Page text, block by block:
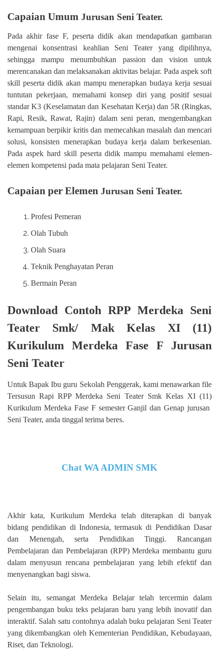
Capaian Umum Jurusan Seni Teater.
Pada akhir fase F, peserta didik akan mendapatkan gambaran
mengenai konsentrasi keahlian Seni Teater yang dipilihnya,
sehingga mampu menumbuhkan passion dan vision untuk
merencanakan dan melaksanakan aktivitas belajar. Pada aspek soft
skill peserta didik akan mampu menerapkan budaya kerja sesuai
tuntutan pekerjaan, memahami konsep diri yang positif sesuai
standar K3 (Keselamatan dan Kesehatan Kerja) dan 5R (Ringkas,
Rapi, Resik, Rawat, Rajin) dalam seni peran, mengembangkan
kemampuan berpikir kritis dan memecahkan masalah dan mencari
solusi, konsisten menerapkan budaya kerja dalam berkesenian.
Pada aspek hard skill peserta didik mampu memahami elemen-
elemen kompetensi pada mata pelajaran Seni Teater.
Capaian per Elemen Jurusan Seni Teater.
Profesi Pemeran
Olah Tubuh
Olah Suara
Teknik Penghayatan Peran
Bermain Peran
Download Contoh RPP Merdeka Seni
Teater Smk/ Mak Kelas XI (11)
Kurikulum Merdeka Fase F Jurusan
Seni Teater
Untuk Bapak Ibu guru Sekolah Penggerak, kami menawarkan file
Tersusun Rapi RPP Merdeka Seni Teater Smk Kelas XI (11)
Kurikulum Merdeka Fase F semester Ganjil dan Genap jurusan
Seni Teater, anda tinggal terima beres.
Chat WA ADMIN SMK
Akhir kata, Kurikulum Merdeka telah diterapkan di banyak
bidang pendidikan di Indonesia, termasuk di Pendidikan Dasar
dan Menengah, serta Pendidikan Tinggi. Rancangan
Pembelajaran dan Pembelajaran (RPP) Merdeka membantu guru
dalam menyusun rencana pembelajaran yang lebih efektif dan
menyenangkan bagi siswa.
Selain itu, semangat Merdeka Belajar telah tercermin dalam
pengembangan buku teks pelajaran baru yang lebih inovatif dan
interaktif. Salah satu contohnya adalah buku pelajaran Seni Teater
yang dikembangkan oleh Kementerian Pendidikan, Kebudayaan,
Riset, dan Teknologi.